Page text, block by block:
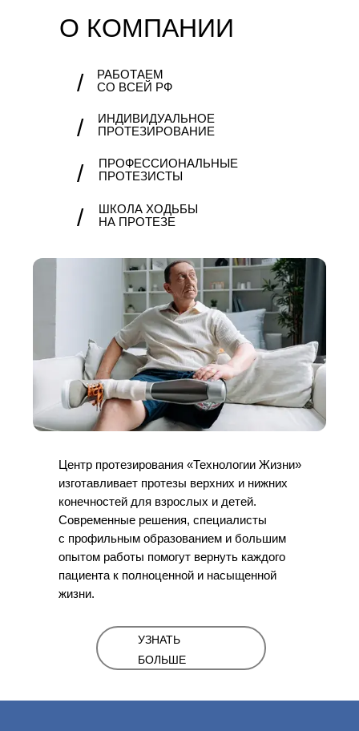
/
/
/
/
ПРОФЕССИОНАЛЬНЫЕ
ПРОТЕЗИСТЫ
ШКОЛА ХОДЬБЫ
НА ПРОТЕЗЕ
ИНДИВИДУАЛЬНОЕ
ПРОТЕЗИРОВАНИЕ
РАБОТАЕМ
СО ВСЕЙ РФ
О КОМПАНИИ
Центр протезирования «Технологии Жизни»
изготавливает протезы верхних и нижних
конечностей для взрослых и детей.
Современные решения, специалисты
с профильным образованием и большим
опытом работы помогут вернуть каждого
пациента к полноценной и насыщенной
жизни.
УЗНАТЬ
БОЛЬШЕ